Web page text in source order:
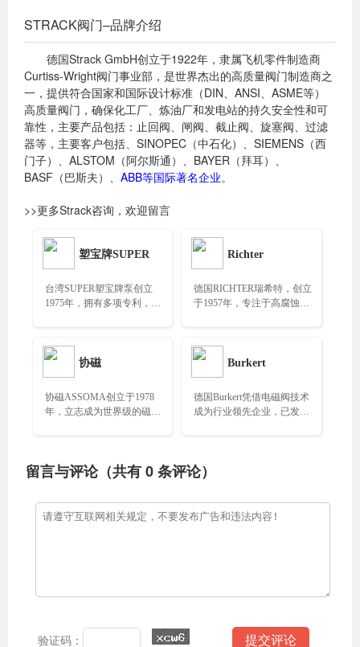
STRACK阀门–品牌介绍
德国Strack GmbH创立于1922年，隶属飞机零件制造商
Curtiss-Wright阀门事业部，是世界杰出的高质量阀门制造商之
一，提供符合国家和国际设计标准（DIN、ANSI、ASME等）
高质量阀门，确保化工厂、炼油厂和发电站的持久安全性和可
靠性，主要产品包括：止回阀、闸阀、截止阀、旋塞阀、过滤
器等，主要客户包括、SINOPEC（中石化）、SIEMENS（西
门子）、ALSTOM（阿尔斯通）、BAYER（拜耳）、
BASF（巴斯夫）、 ABB等国际著名企业。
>>更多Strack咨询，欢迎留言
塑宝牌SUPER
台湾SUPER塑宝牌泵创立
1975年，拥有多项专利，全
Richter
德国RICHTER瑞希特，创立
于1957年，专注于高腐蚀
协磁
协磁ASSOMA创立于1978
年，立志成为世界级的磁力
Burkert
德国Burkert凭借电磁阀技术
成为行业领先企业，已发展
留言与评论（共有0条评论）
验证码：